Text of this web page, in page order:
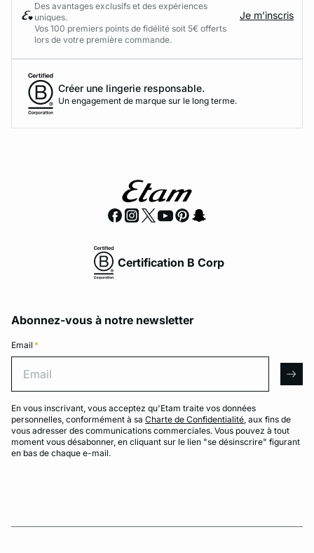
Des avantages exclusifs et des expériences
uniques.
Vos 100 premiers points de fidélité soit 5€ offerts
lors de votre première commande.​
Je m’inscris
Créer une lingerie responsable.
Un engagement de marque sur le long terme.
Certification B Corp
Abonnez-vous à notre newsletter
Email *
En vous inscrivant, vous acceptez qu'Etam traite vos données
personnelles, conformément à sa Charte de Confidentialité, aux fins de
vous adresser des communications commerciales. Vous pouvez à tout
moment vous désabonner, en cliquant sur le lien "se désinscrire" figurant
en bas de chaque e-mail.